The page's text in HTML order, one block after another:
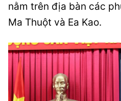
nằm trên địa bàn các
Ma Thuột và Ea Kao.